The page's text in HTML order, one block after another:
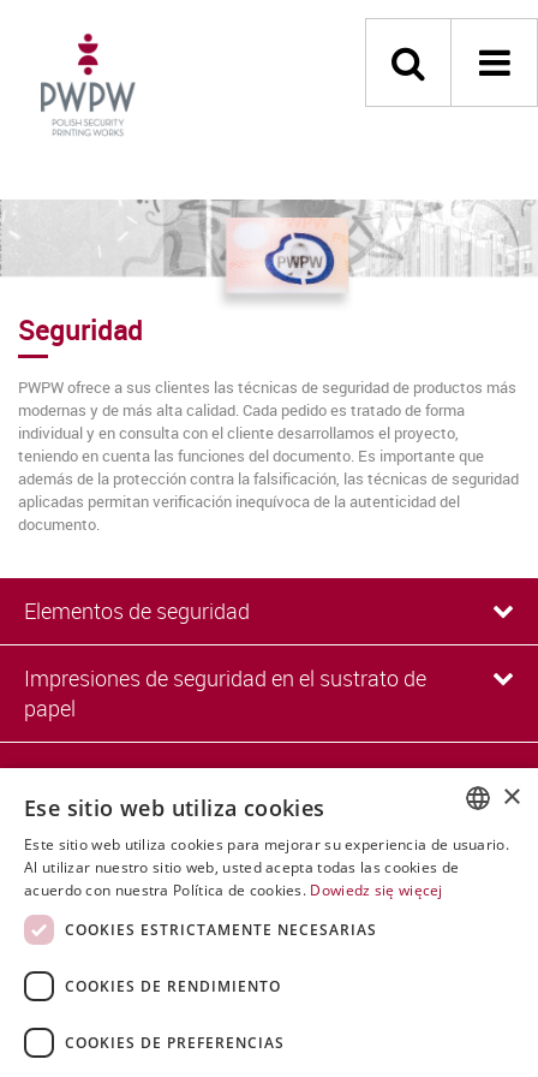
Seguridad
PWPW ofrece a sus clientes las técnicas de seguridad de productos más
modernas y de más alta calidad. Cada pedido es tratado de forma
individual y en consulta con el cliente desarrollamos el proyecto,
teniendo en cuenta las funciones del documento. Es importante que
además de la protección contra la falsificación, las técnicas de seguridad
aplicadas permitan verificación inequívoca de la autenticidad del
documento.
Elementos de seguridad
Impresiones de seguridad en el sustrato de
papel
Impresos de seguridad en un sustrato de
plástico
Otras protecciones
Soluciones informático-electrónicas
POLISH
×
Ese sitio web utiliza cookies
Este sitio web utiliza cookies para mejorar su experiencia de usuario.
Al utilizar nuestro sitio web, usted acepta todas las cookies de
acuerdo con nuestra Política de cookies. Dowiedz się więcej
COOKIES ESTRICTAMENTE NECESARIAS
COOKIES DE RENDIMIENTO
COOKIES DE PREFERENCIAS